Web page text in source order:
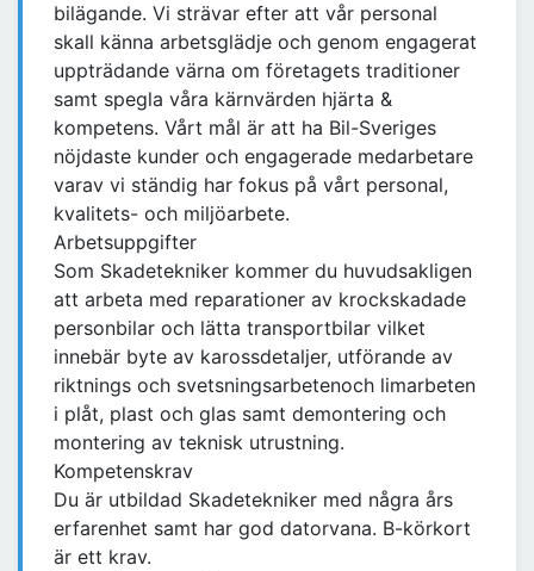
bilägande. Vi strävar efter att vår personal
skall känna arbetsglädje och genom engagerat
uppträdande värna om företagets traditioner
samt spegla våra kärnvärden hjärta &
kompetens. Vårt mål är att ha Bil-Sveriges
nöjdaste kunder och engagerade medarbetare
varav vi ständig har fokus på vårt personal,
kvalitets- och miljöarbete.
Arbetsuppgifter
Som Skadetekniker kommer du huvudsakligen
att arbeta med reparationer av krockskadade
personbilar och lätta transportbilar vilket
innebär byte av karossdetaljer, utförande av
riktnings och svetsningsarbetenoch limarbeten
i plåt, plast och glas samt demontering och
montering av teknisk utrustning.
Kompetenskrav
Du är utbildad Skadetekniker med några års
erfarenhet samt har god datorvana. B-körkort
är ett krav.